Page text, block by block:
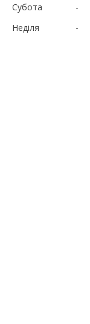
Субота
Неділя